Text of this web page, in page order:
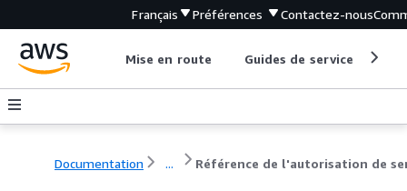
Français Préférences Contactez-nous
Mise en route Guides de service
Documentation ...